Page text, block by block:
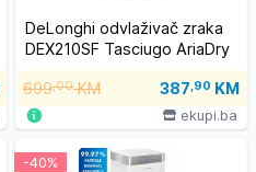
DeLonghi odvlaživač zraka
DEX210SF Tasciugo AriaDry
699,00KM 387,90 KM
ekupi.ba
-40%